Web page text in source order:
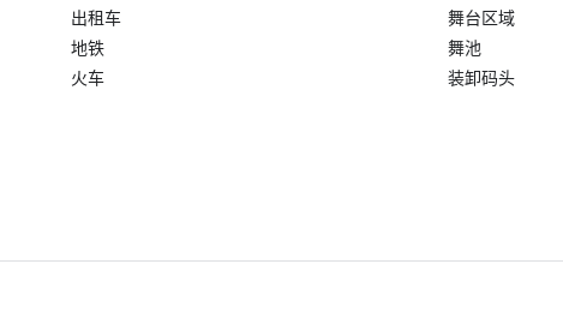
出租车
地铁
火车
舞台区域
舞池
装卸码头